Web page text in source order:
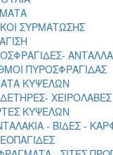
ΣΥΡΜΑΤΩΣΗΣ
ΠΥΡΟΣΦΡΑΓΙΔΑΣ
ΚΥΨΕΛΩΝ
ΧΕΙΡΟΛΑΒΕΣ
ΚΥΨΕΛΩΝ
- ΒΙΔΕΣ -